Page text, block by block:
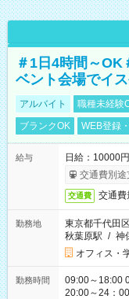
＃1日4時間～OK
ベント会場でイ
アルバイト 職種未経験
ブランクOK
WEB登録
給与
日給：10000
交通費別途
交通費 交通費
勤務地
東京都千代田区
秋葉原駅 / 神
オフィス・
勤務時間
09:00～18:00
20:00～24：00